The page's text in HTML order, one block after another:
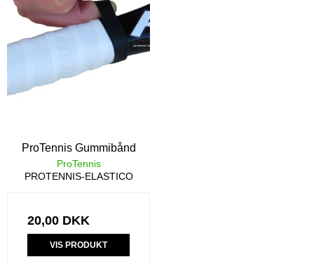
ProTennis Gummibånd
ProTennis
PROTENNIS-ELASTICO
20,00 DKK
VIS PRODUKT